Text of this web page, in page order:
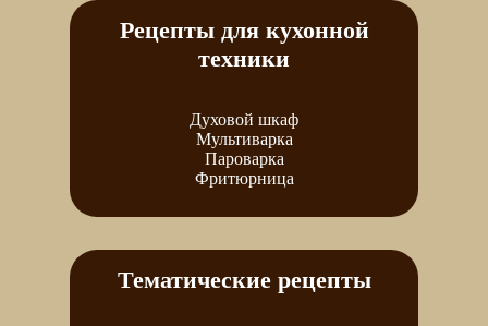
Рецепты для кухонной
техники
Духовой шкаф
Мультиварка
Пароварка
Фритюрница
Тематические рецепты